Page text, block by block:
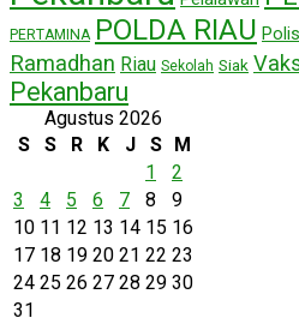
PERTAMINA POLDA RIAU
Ramadhan Riau Sekolah Siak
Pekanbaru
Agustus 2026
S
S R K J S
M
1
2
3
4 5 6 7 8
9
10 11 12 13 14 15 16
17 18 19 20 21 22 23
24 25 26 27 28 29 30
31